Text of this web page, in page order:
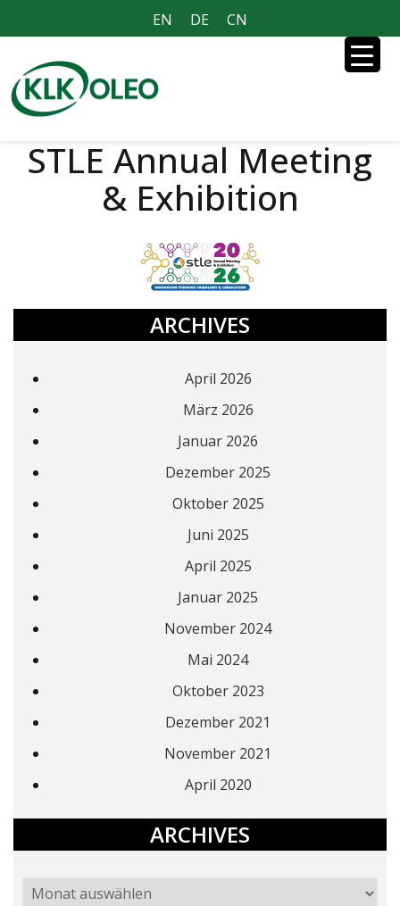
EN DE CN
STLE Annual Meeting
& Exhibition
ARCHIVES
April 2026
März 2026
Januar 2026
Dezember 2025
Oktober 2025
Juni 2025
April 2025
Januar 2025
November 2024
Mai 2024
Oktober 2023
Dezember 2021
November 2021
April 2020
ARCHIVES